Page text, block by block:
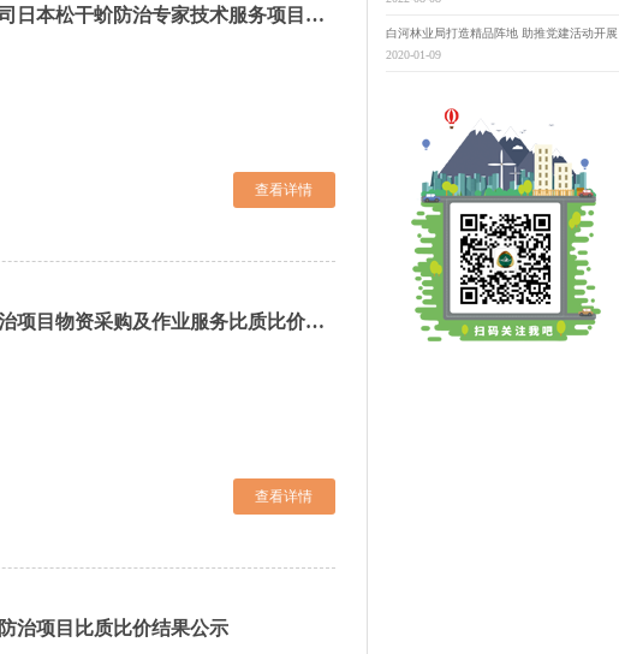
吉林长白山森工白河林业有限公司日本松干蚧防治专家技术服务项目询比结果公告
查看详情
白河林业有限公司日本松干蚧防治项目物资采购及作业服务比质比价结果公示
查看详情
治项目比质比价结果公示
白河林业局打造精品阵地 助推党建活动开展
2020-01-09